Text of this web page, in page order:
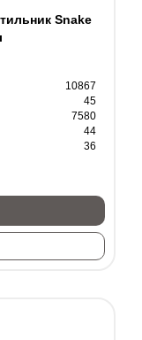
Snake
10867
45
7580
44
36